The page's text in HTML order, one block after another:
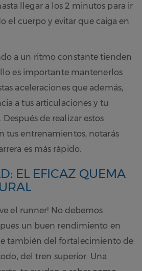
llegar a los 2 minutos para ir
el cuerpo y evitar que caiga en
a un ritmo constante tienden
es importante mantenerlos
aceleraciones que además,
a tus articulaciones y tu
de realizar estos
tus entrenamientos, notarás
es más rápido.
EL EFICAZ QUEMA
el runner! No debemos
un buen rendimiento en
también del fortalecimiento de
del tren superior. Una